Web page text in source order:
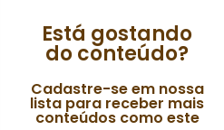
Está gostando
do conteúdo?
Cadastre-se em nossa
lista para receber mais
conteúdos como este